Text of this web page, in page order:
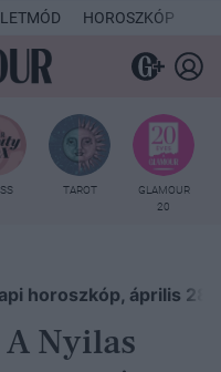
HOROSZKÓP
TAROT
GLAMOUR
20
horoszkóp, április 28.
Nyilas